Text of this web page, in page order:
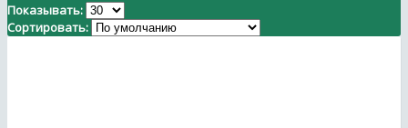
Показывать:
Сортировать: